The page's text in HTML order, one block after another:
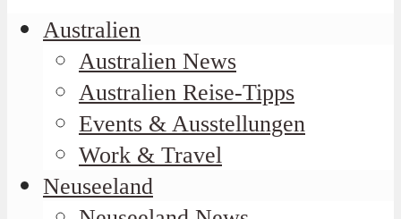
Australien
Australien News
Australien Reise-Tipps
Events & Ausstellungen
Work & Travel
Neuseeland